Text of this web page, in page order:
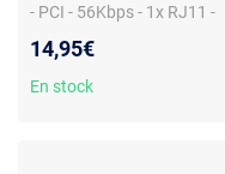
- PCI - 56Kbps - 1x RJ11 -
14,95€
En stock